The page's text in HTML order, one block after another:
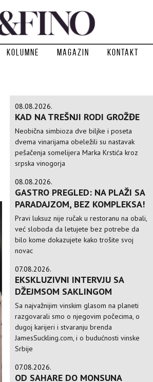
Kolumne Magazin Kontakt
08.08.2026.
KAD NA TREŠNJI RODI GROŽĐE
Neobična simbioza dve biljke i poseta
dvema vinarijama obeležili su nastavak
pešačenja somelijera Marka Krstića kroz
srpska vinogorja
08.08.2026.
GASTRO PREGLED: NA PLAŽI SA
PARADAJZOM, BEZ KOMPLEKSA!
Pravi luksuz nije ručak u restoranu na obali,
već sloboda da letujete bez potrebe da
bilo kome dokazujete kako trošite svoj
novac
07.08.2026.
EKSKLUZIVNI INTERVJU SA
DŽEJMSOM SAKLINGOM
Sa najvažnijim vinskim glasom na planeti
razgovarali smo o njegovim počecima, o
dugoj karijeri i stvaranju brenda
JamesSuckling.com, i o budućnosti vinske
Srbije
07.08.2026.
OD SAHARE DO MONSUNA